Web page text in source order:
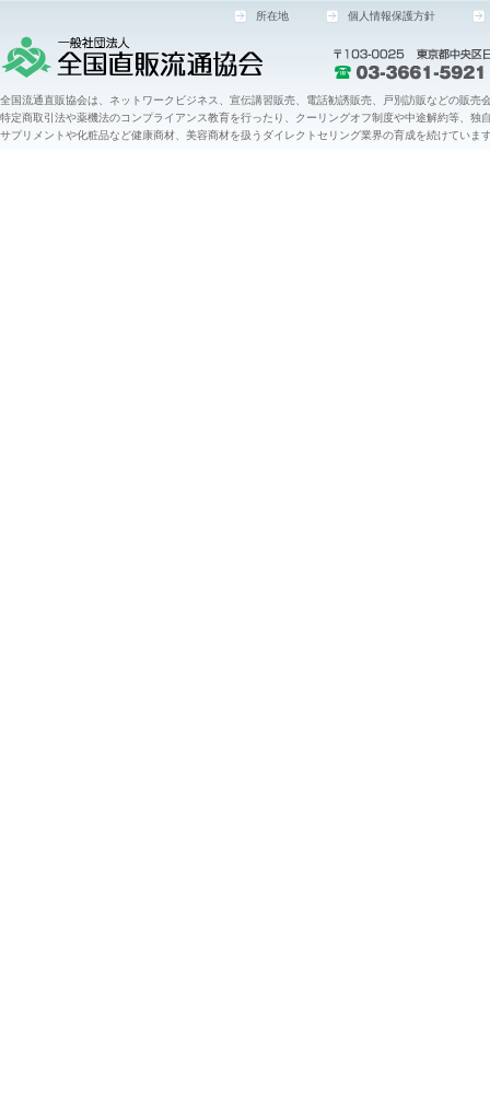
所在地 個人情報保護方針
全国流通直販協会は、ネットワークビジネス、宣伝講習販売、電話勧誘販売、戸別訪販などの販売
特定商取引法や薬機法のコンプライアンス教育を行ったり、クーリングオフ制度や中途解約等、
サプリメントや化粧品など健康商材、美容商材を扱うダイレクトセリング業界の育成を続けていま